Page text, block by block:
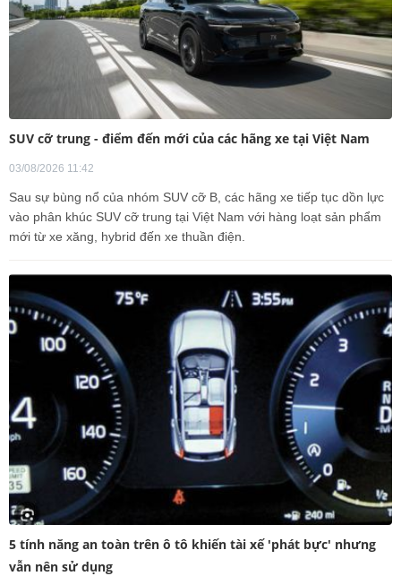
SUV cỡ trung - điểm đến mới của các hãng xe tại Việt Nam
03/08/2026 11:42
Sau sự bùng nổ của nhóm SUV cỡ B, các hãng xe tiếp tục dồn lực
vào phân khúc SUV cỡ trung tại Việt Nam với hàng loạt sản phẩm
mới từ xe xăng, hybrid đến xe thuần điện.
5 tính năng an toàn trên ô tô khiến tài xế 'phát bực' nhưng
vẫn nên sử dụng